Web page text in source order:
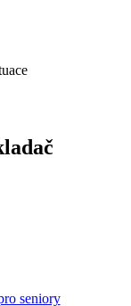
seniory